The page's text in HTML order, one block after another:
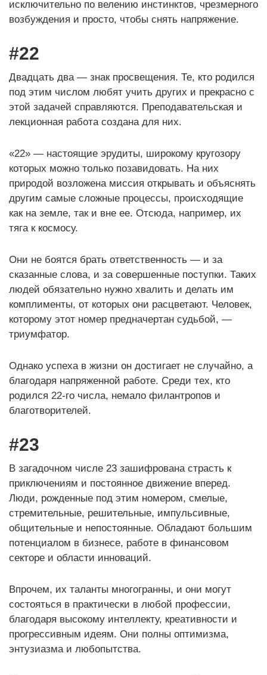
исключительно по велению инстинктов, чрезмерного
возбуждения и просто, чтобы снять напряжение.
#22
Двадцать два — знак просвещения. Те, кто родился
под этим числом любят учить других и прекрасно с
этой задачей справляются. Преподавательская и
лекционная работа создана для них.
«22» — настоящие эрудиты, широкому кругозору
которых можно только позавидовать. На них
природой возложена миссия открывать и объяснять
другим самые сложные процессы, происходящие
как на земле, так и вне ее. Отсюда, например, их
тяга к космосу.
Они не боятся брать ответственность — и за
сказанные слова, и за совершенные поступки. Таких
людей обязательно нужно хвалить и делать им
комплименты, от которых они расцветают. Человек,
которому этот номер предначертан судьбой, —
триумфатор.
Однако успеха в жизни он достигает не случайно, а
благодаря напряженной работе. Среди тех, кто
родился 22-го числа, немало филантропов и
благотворителей.
#23
В загадочном числе 23 зашифрована страсть к
приключениям и постоянное движение вперед.
Люди, рожденные под этим номером, смелые,
стремительные, решительные, импульсивные,
общительные и непостоянные. Обладают большим
потенциалом в бизнесе, работе в финансовом
секторе и области инноваций.
Впрочем, их таланты многогранны, и они могут
состояться в практически в любой профессии,
благодаря высокому интеллекту, креативности и
прогрессивным идеям. Они полны оптимизма,
энтузиазма и любопытства.